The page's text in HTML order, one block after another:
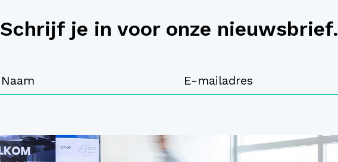
Schrijf je in voor onze nieuwsbrief.